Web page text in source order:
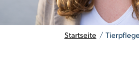
Startseite /